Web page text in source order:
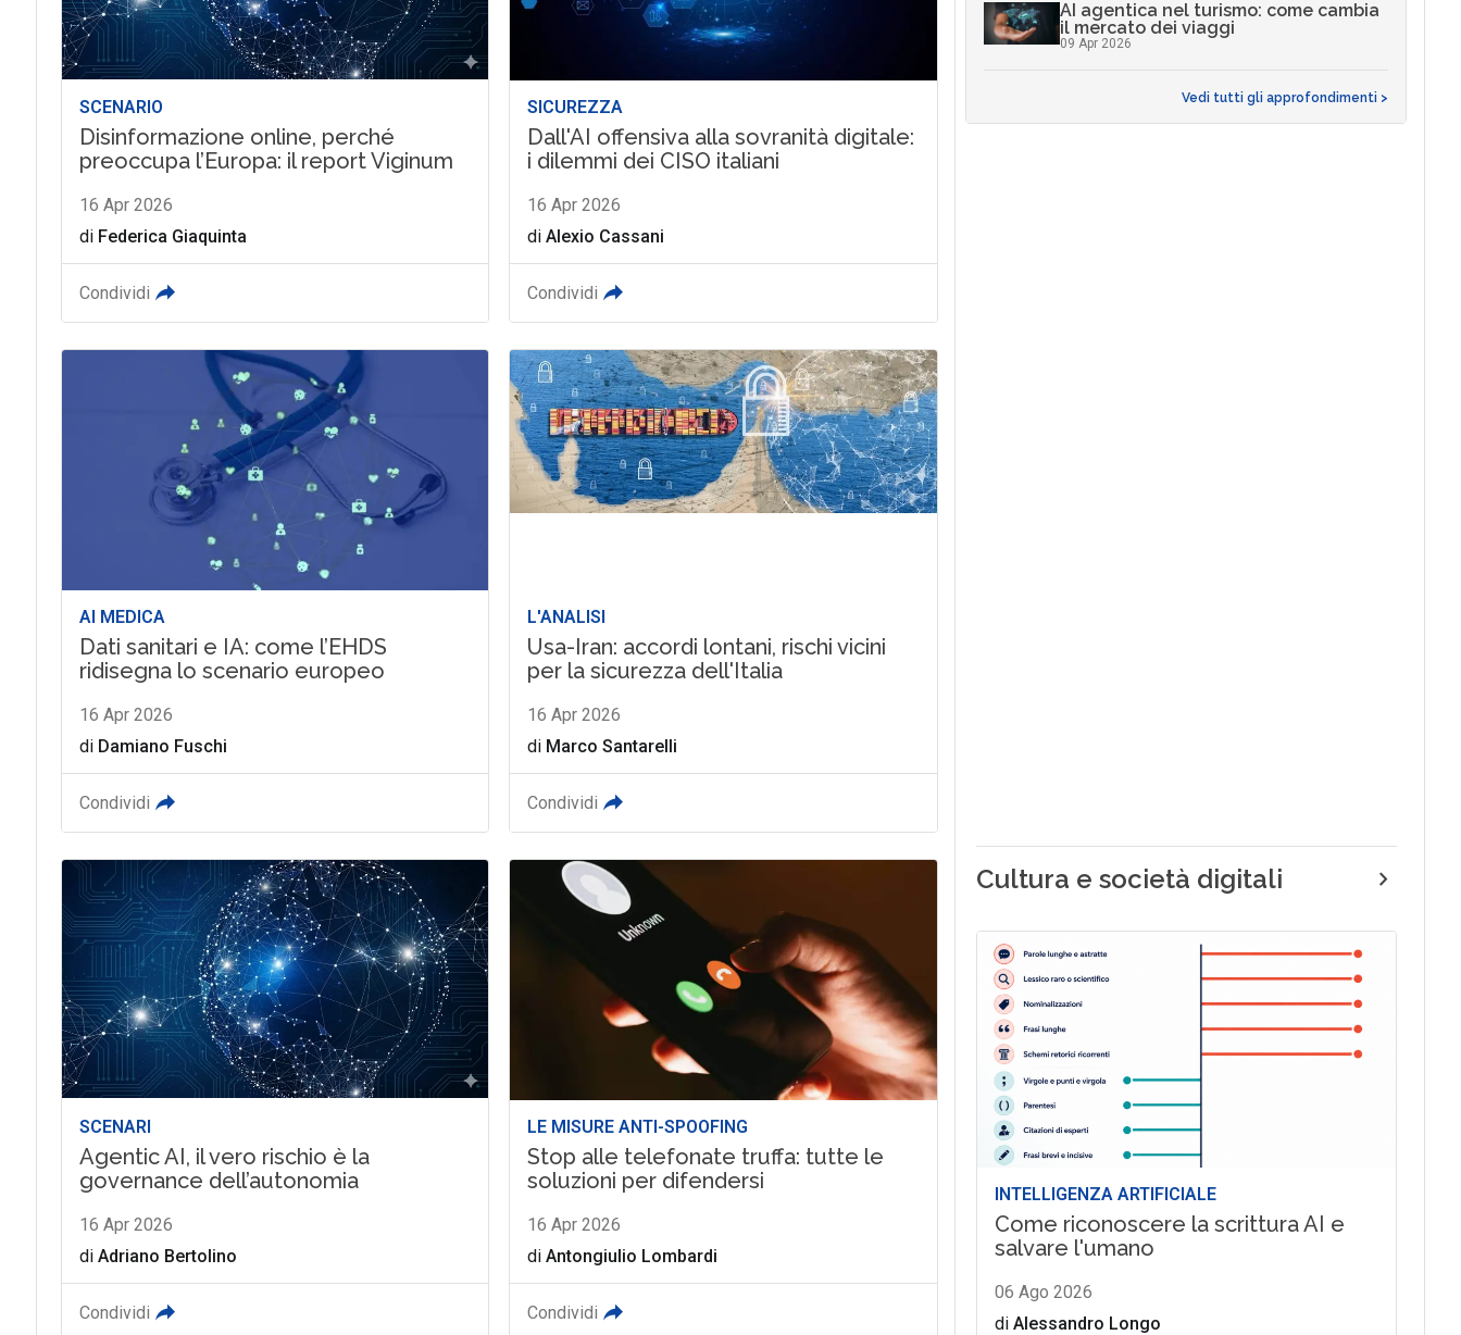
SCENARIO
Disinformazione online, perché
preoccupa l’Europa: il report Viginum
16 Apr 2026
di Federica Giaquinta
Condividi
SICUREZZA
Dall'AI offensiva alla sovranità digitale:
i dilemmi dei CISO italiani
16 Apr 2026
diAlexio Cassani
Condividi
AI MEDICA
Dati sanitari e IA: come l’EHDS
ridisegna lo scenario europeo
16 Apr 2026
di Damiano Fuschi
Condividi
L'ANALISI
Usa-Iran: accordi lontani, rischi vicini
per la sicurezza dell'Italia
16 Apr 2026
di Marco Santarelli
Condividi
SCENARI
Agentic AI, il vero rischio è la
governance dell’autonomia
16 Apr 2026
di Adriano Bertolino
Condividi
LE MISURE ANTI-SPOOFING
Stop alle telefonate truffa: tutte le
soluzioni per difendersi
16 Apr 2026
diAntongiulio Lombardi
Condividi
AI agentica nel turismo: come cambia
il mercato dei viaggi
09 Apr 2026
Vedi tutti gli approfondimenti >
Cultura e società digitali
INTELLIGENZA ARTIFICIALE
Come riconoscere la scrittura AI e
salvare l'umano
06 Ago 2026
di Alessandro Longo